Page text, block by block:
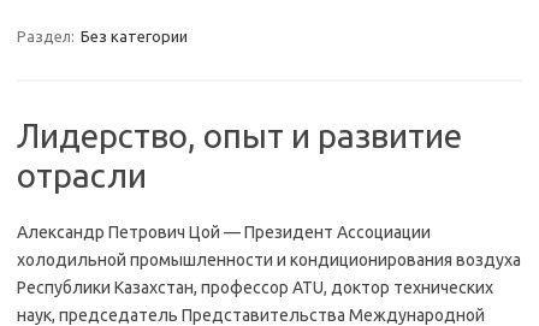
Раздел: Без категории
Лидерство, опыт и развитие
отрасли
Александр Петрович Цой — Президент Ассоциации
холодильной промышленности и кондиционирования воздуха
Республики Казахстан, профессор ATU, доктор технических
наук, председатель Представительства Международной